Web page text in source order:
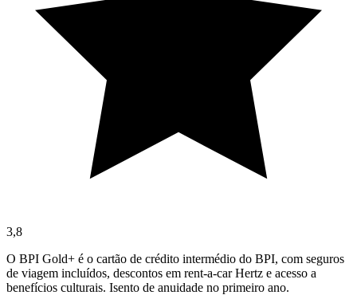
3,8
O BPI Gold+ é o cartão de crédito intermédio do BPI, com seguros
de viagem incluídos, descontos em rent-a-car Hertz e acesso a
benefícios culturais. Isento de anuidade no primeiro ano.